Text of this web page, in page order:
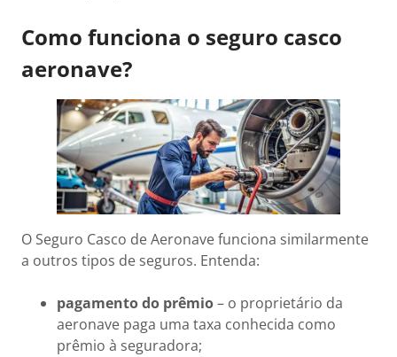
Como funciona o seguro casco
aeronave?
O Seguro Casco de Aeronave funciona similarmente
a outros tipos de seguros. Entenda:
pagamento do prêmio– o proprietário da
aeronave paga uma taxa conhecida como
prêmio à seguradora;